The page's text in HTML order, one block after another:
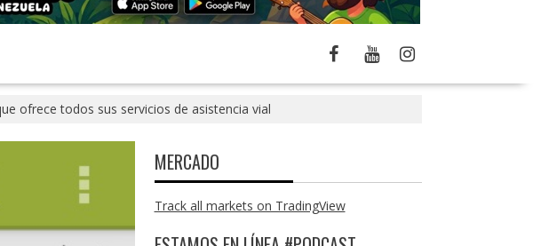
ofrece todos sus servicios de asistencia vial
MERCADO
Track all markets on TradingView